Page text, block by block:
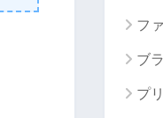
フ
ブ
プ